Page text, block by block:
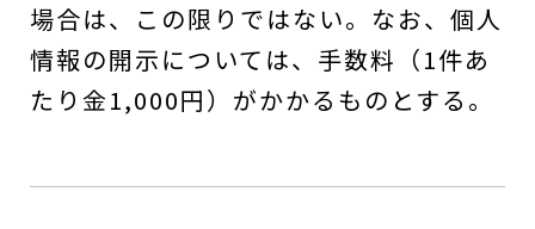
場合は、この限りではない。なお、個人
情報の開示については、手数料（1件あ
たり金1,000円）がかかるものとする。